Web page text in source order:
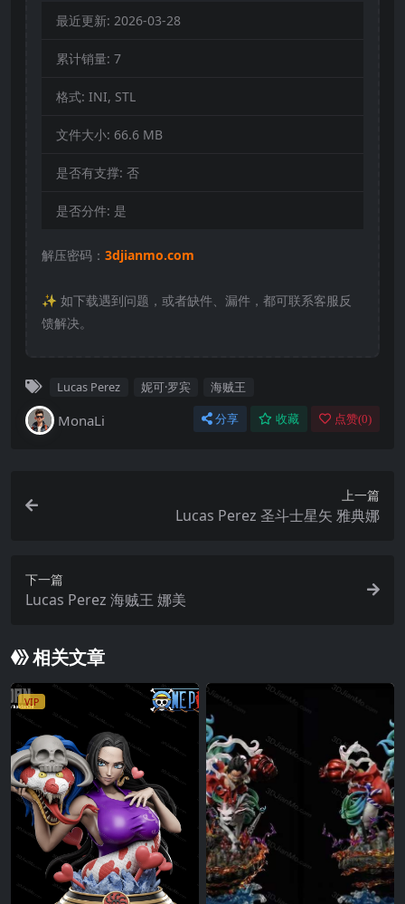
最近更新: 2026-03-28
累计销量: 7
格式: INI, STL
文件大小: 66.6 MB
是否有支撑: 否
是否分件: 是
解压密码： 3djianmo.com
✨️ 如下载遇到问题，或者缺件、漏件，都可联系客服反
馈解决。
Lucas Perez 妮可·罗宾 海贼王
MonaLi 分享 收藏 点赞(0)
上一篇
Lucas Perez 圣斗士星矢 雅典娜
下一篇
Lucas Perez 海贼王 娜美
相关文章
VIP